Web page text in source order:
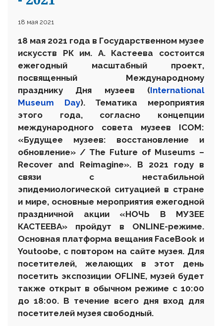
18 мая 2021
18 мая 2021 года в Государственном музее
искусств РК им. А. Кастеева состоится
ежегодный масштабный проект,
посвященный Международному
празднику Дня музеев (International
Museum Day). Тематика мероприятия
этого года, согласно концепции
международного совета музеев ICOM:
«Будущее музеев: восстановление и
обновление» / The Future of Museums –
Recover and Reimagine». В 2021 году в
связи с нестабильной
эпидемиологической ситуацией в стране
и мире, основные мероприятия ежегодной
праздничной акции «НОЧЬ В МУЗЕЕ
КАСТЕЕВА» пройдут в ONLINE-режиме.
Основная платформа вещания FaceBook и
Youtoobe, с повтором на сайте музея. Для
посетителей, желающих в этот день
посетить экспозиции OFLINE, музей будет
также открыт в обычном режиме с 10:00
до 18:00. В течение всего дня вход для
посетителей музея свободный.